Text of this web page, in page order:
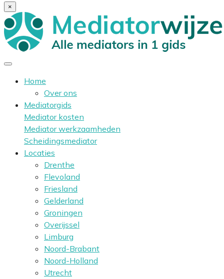
×
Home
Over ons
Mediatorgids
Mediator kosten
Mediator werkzaamheden
Scheidingsmediator
Locaties
Drenthe
Flevoland
Friesland
Gelderland
Groningen
Overijssel
Limburg
Noord-Brabant
Noord-Holland
Utrecht